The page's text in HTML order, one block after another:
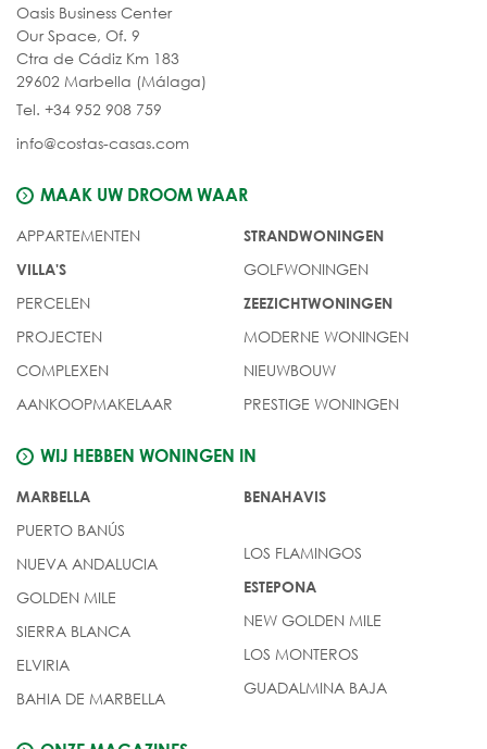
Oasis Business Center
Our Space, Of. 9
Ctra de Cádiz Km 183
29602 Marbella (Málaga)
Tel. +34 952 908 759
info@costas-casas.com
MAAK UW DROOM WAAR
APPARTEMENTEN
VILLA'S
PERCELEN
PROJECTEN
COMPLEXEN
AANKOOPMAKELAAR
STRANDWONINGEN
GOLFWONINGEN
ZEEZICHTWONINGEN
MODERNE WONINGEN
NIEUWBOUW
PRESTIGE WONINGEN
WIJ HEBBEN WONINGEN IN
MARBELLA
PUERTO BANÚS
NUEVA ANDALUCIA
GOLDEN MILE
SIERRA BLANCA
ELVIRIA
BAHIA DE MARBELLA
BENAHAVIS
LOS FLAMINGOS
ESTEPONA
NEW GOLDEN MILE
LOS MONTEROS
GUADALMINA BAJA